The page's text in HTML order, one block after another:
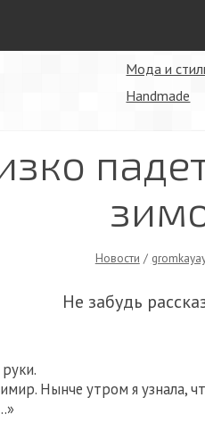
Мода и
Handmade
Новости /
Не забудь
Нынче утром я узнала,